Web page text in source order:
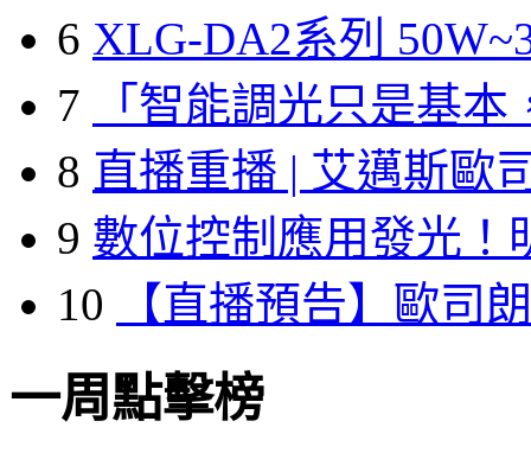
6 XLG-DA2系列
7
「智能調光只是基本
8 直播重播 | 艾邁斯歐
9 數位控制應用發光！
10
【直播預告】歐司
一周點擊榜